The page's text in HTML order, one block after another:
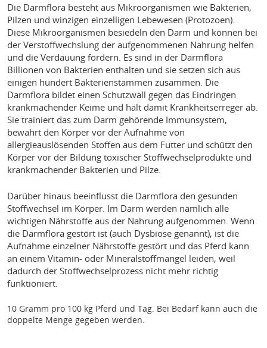
Die Darmflora besteht aus Mikroorganismen wie Bakterien,
Pilzen und winzigen einzelligen Lebewesen (Protozoen).
Diese Mikroorganismen besiedeln den Darm und können bei
der Verstoffwechslung der aufgenommenen Nahrung helfen
und die Verdauung fördern. Es sind in der Darmflora
Billionen von Bakterien enthalten und sie setzen sich aus
einigen hundert Bakterienstämmen zusammen. Die
Darmflora bildet einen Schutzwall gegen das Eindringen
krankmachender Keime und hält damit Krankheitserreger ab.
Sie trainiert das zum Darm gehörende Immunsystem,
bewahrt den Körper vor der Aufnahme von
allergieauslösenden Stoffen aus dem Futter und schützt den
Körper vor der Bildung toxischer Stoffwechselprodukte und
krankmachender Bakterien und Pilze.
Darüber hinaus beeinflusst die Darmflora den gesunden
Stoffwechsel im Körper. Im Darm werden nämlich alle
wichtigen Nährstoffe aus der Nahrung aufgenommen. Wenn
die Darmflora gestört ist (auch Dysbiose genannt), ist die
Aufnahme einzelner Nährstoffe gestört und das Pferd kann
an einem Vitamin- oder Mineralstoffmangel leiden, weil
dadurch der Stoffwechselprozess nicht mehr richtig
funktioniert.
10 Gramm pro 100 kg Pferd und Tag. Bei Bedarf kann auch die
doppelte Menge gegeben werden.